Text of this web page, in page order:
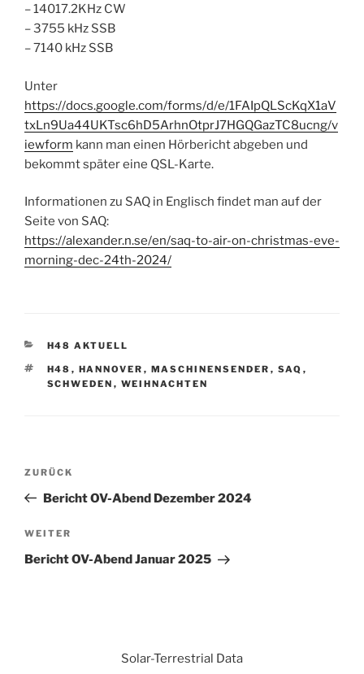
– 14017.2KHz CW
– 3755 kHz SSB
– 7140 kHz SSB
Unter
https://docs.google.com/forms/d/e/1FAIpQLScKqX1aV
txLn9Ua44UKTsc6hD5ArhnOtprJ7HGQGazTC8ucng/v
iewform kann man einen Hörbericht abgeben und
bekommt später eine QSL-Karte.
Informationen zu SAQ in Englisch findet man auf der
Seite von SAQ:
https://alexander.n.se/en/saq-to-air-on-christmas-eve-
morning-dec-24th-2024/
KATEGORIEN
H48 AKTUELL
SCHLAGWÖRTER
H48 , HANNOVER , MASCHINENSENDER , SAQ ,
SCHWEDEN , WEIHNACHTEN
Beitrags-
Vorheriger
Beitrag
ZURÜCK
Bericht OV-Abend Dezember 2024
Nächster
Beitrag
WEITER
Bericht OV-Abend Januar 2025
Solar-Terrestrial Data